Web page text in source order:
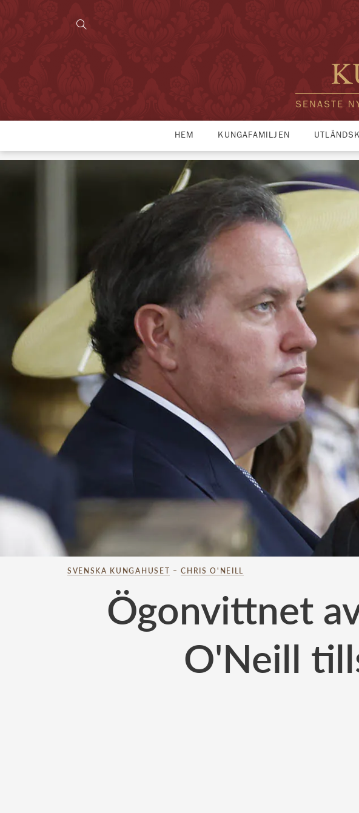
SENASTE
HEM KUNGAFAMILJEN
SVENSKA KUNGAHUSET –CHRIS O'NEILL
Ögonvittnet
O'Neill